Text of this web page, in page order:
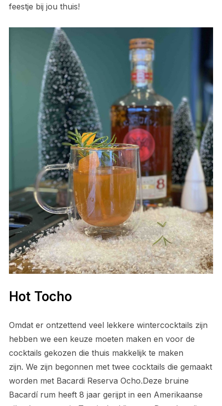
feestje bij jou thuis!
Hot Tocho
Omdat er ontzettend veel lekkere wintercocktails zijn
hebben we een keuze moeten maken en voor de
cocktails gekozen die thuis makkelijk te maken
zijn. We zijn begonnen met twee cocktails die gemaakt
worden met Bacardi Reserva Ocho.Deze bruine
Bacardí rum heeft 8 jaar gerijpt in een Amerikaanse